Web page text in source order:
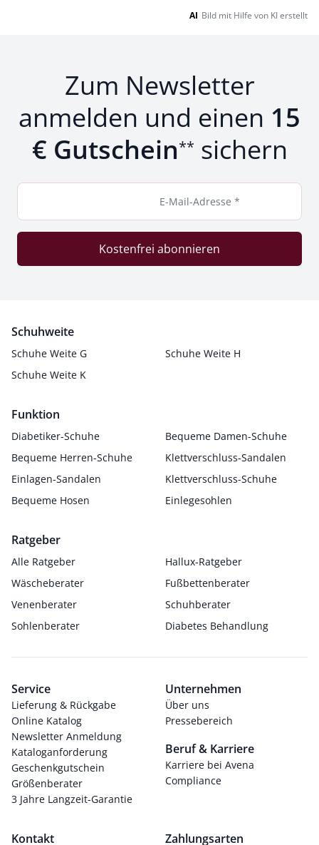
AI Bild mit Hilfe von KI erstellt
Zum Newsletter
anmelden und einen 15
€ Gutschein** sichern
E-Mail-Adresse *
Kostenfrei abonnieren
Schuhweite
Schuhe Weite G
Schuhe Weite H
Schuhe Weite K
Funktion
Diabetiker-Schuhe
Bequeme Damen-Schuhe
Bequeme Herren-Schuhe
Klettverschluss-Sandalen
Einlagen-Sandalen
Klettverschluss-Schuhe
Bequeme Hosen
Einlegesohlen
Ratgeber
Alle Ratgeber
Hallux-Ratgeber
Wäscheberater
Fußbettenberater
Venenberater
Schuhberater
Sohlenberater
Diabetes Behandlung
Service
Lieferung & Rückgabe
Online Katalog
Newsletter Anmeldung
Kataloganforderung
Geschenkgutschein
Größenberater
3 Jahre Langzeit-Garantie
Unternehmen
Über uns
Pressebereich
Beruf & Karriere
Karriere bei Avena
Compliance
Kontakt Zahlungsarten